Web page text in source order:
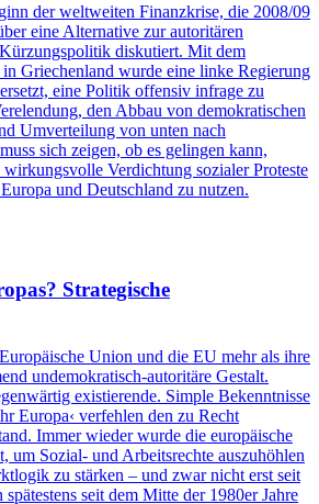
der weltweiten Finanzkrise, die 2008/09
eine Alternative zur autoritären
diskutiert. Mit dem
Griechenland wurde eine linke Regierung
eine Politik offensiv infrage zu
den Abbau von demokratischen
Umverteilung von unten nach
sich zeigen, ob es gelingen kann,
Verdichtung sozialer Proteste
und Deutschland zu nutzen.
Strategische
Union und die EU mehr als ihre
undemokratisch-autoritäre Gestalt.
existierende. Simple Bekenntnisse
Europa‹ verfehlen den zu Recht
Immer wieder wurde die europäische
um Sozial- und Arbeitsrechte auszuhöhlen
zu stärken – und zwar nicht erst seit
seit dem Mitte der 1980er Jahre